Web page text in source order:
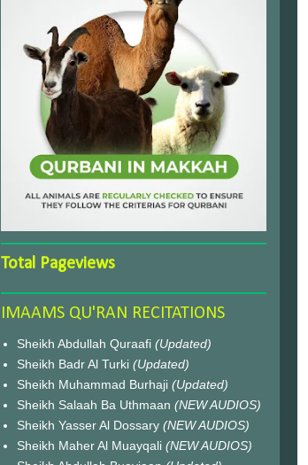
Total Pageviews
IMAAMS QU'RAN RECITATIONS
Sheikh Abdullah Quraafi (Updated)
Sheikh Badr Al Turki (Updated)
Sheikh Muhammad Burhaji (Updated)
Sheikh Salaah Ba Uthmaan (NEW AUDIOS)
Sheikh Yasser Al Dossary (NEW AUDIOS)
Sheikh Maher Al Muayqali (NEW AUDIOS)